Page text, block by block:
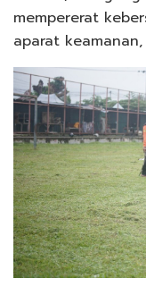
mempererat
aparat